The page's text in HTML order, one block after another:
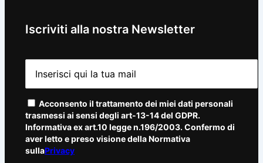
Iscriviti alla nostra Newsletter
Acconsento il trattamento dei miei dati personali
trasmessi ai sensi degli art-13-14 del GDPR.
Informativa ex art.10 legge n.196/2003. Confermo di
aver letto e preso visione della Normativa
sullaPrivacy